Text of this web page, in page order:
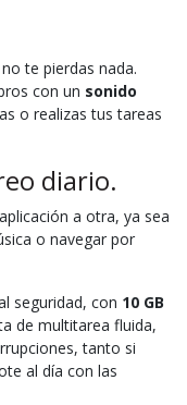
te pierdas nada.
con un sonido
o realizas tus tareas
diario.
a otra, ya sea
o navegar por
seguridad, con 10 GB
de multitarea fluida,
tanto si
al día con las